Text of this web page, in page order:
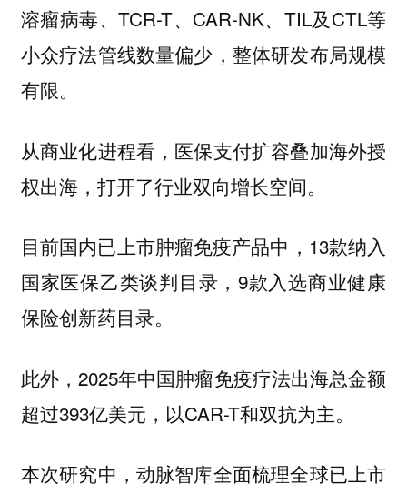
溶瘤病毒、TCR-T、CAR-NK、TIL及CTL等
小众疗法管线数量偏少，整体研发布局规模
有限。
从商业化进程看，医保支付扩容叠加海外授
权出海，打开了行业双向增长空间。
目前国内已上市肿瘤免疫产品中，13款纳入
国家医保乙类谈判目录，9款入选商业健康
保险创新药目录。
此外，2025年中国肿瘤免疫疗法出海总金额
超过393亿美元，以CAR-T和双抗为主。
本次研究中，动脉智库全面梳理全球已上市